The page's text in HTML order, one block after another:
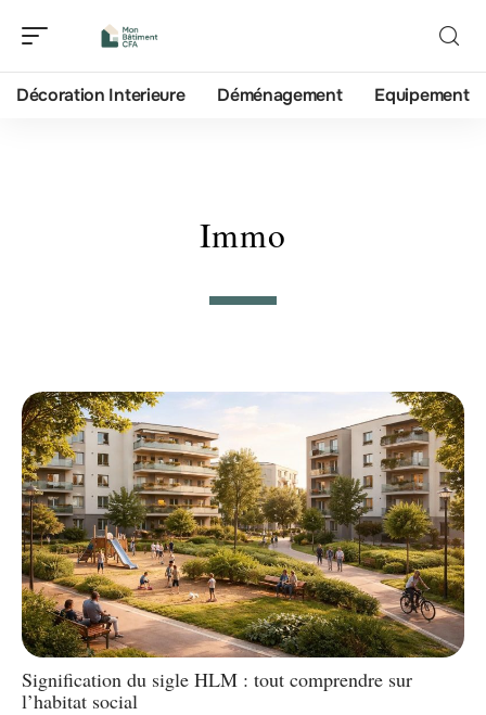
Décoration Interieure Déménagement Equipement
Immo
Signification du sigle HLM : tout comprendre sur
l’habitat social